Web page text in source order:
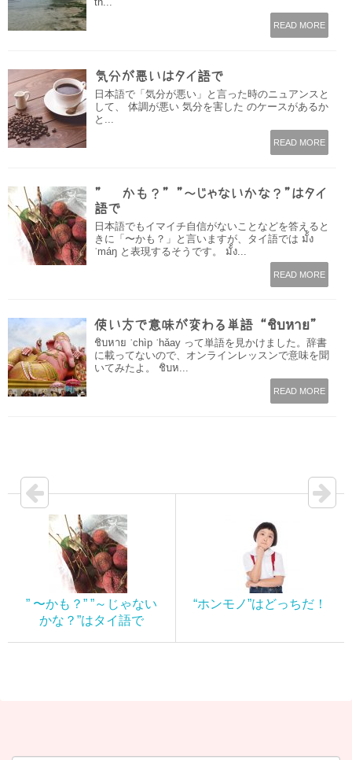
READ MORE
気分が悪いはタイ語で
日本語で「気分が悪い」と言った時のニュアンスと
して、 体調が悪い 気分を害した のケースがあるか
と...
READ MORE
” 〜かも？” ”～じゃないかな？”はタイ
語で
日本語でもイマイチ自信がないことなどを答えると
きに「〜かも？」と言いますが、タイ語では มั้ง
ˈmáŋ と表現するそうです。 มั้ง...
READ MORE
使い方で意味が変わる単語 “ชิบหาย”
ชิบหาย ˈchìp ˈhǎay って単語を見かけました。辞書
に載ってないので、オンラインレッスンで意味を聞
いてみたよ。 ชิบห...
READ MORE
” 〜かも？” ”～じゃない
かな？”はタイ語で
“ホンモノ”はどっちだ！